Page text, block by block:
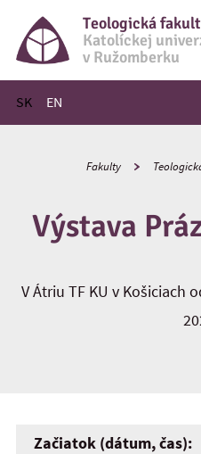
Teologická
Katolíckej
v Ružomberku
SK EN
Hlavné menu
Fakulty
Výstava
V Átriu TF KU v Košiciach
Začiatok (dátum, čas):